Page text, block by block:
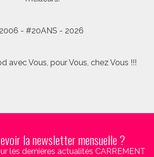
2006 - #20ANS - 2026
avec Vous, pour Vous, chez Vous !!!
la newsletter mensuelle ?
les dernières actualités CARREMENT